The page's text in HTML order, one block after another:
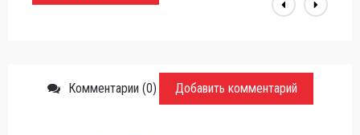
Комментарии (0) Добавить комментарий